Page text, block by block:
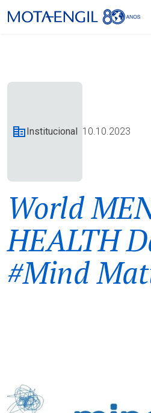
Institucional 10.10.2023
World
HEALTH
#Mind